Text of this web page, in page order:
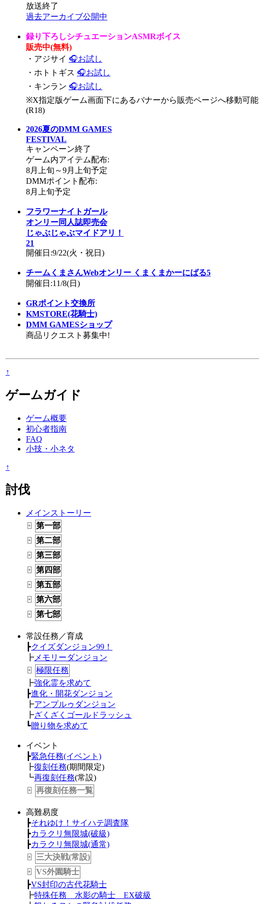
放送終了
過去アーカイブ公開中
録り下ろしシチュエーションASMRボイス
販売中(無料)
・アジサイ 🎧お試し
・ホトトギス 🎧お試し
・キンラン 🎧お試し
※X指定版ゲーム画面下にあるバナーから販売ページへ移動可能
(R18)
2026夏のDMM GAMES
FESTIVAL
キャンペーン終了
ゲーム内アイテム配布:
8月上旬～9月上旬予定
DMMポイント配布:
8月上旬予定
フラワーナイトガール
オンリー同人誌即売会
じゃぶじゃぶマイドアリ！
21
開催日:9/22(火・祝日)
チームくまさんWebオンリー くまくまかーにばる5
開催日:11/8(日)
GRポイント交換所
KMSTORE(花騎士)
DMM GAMESショップ
商品リクエスト募集中!
↑
ゲームガイド
ゲーム概要
初心者指南
FAQ
小技・小ネタ
↑
討伐
メインストーリー
+ 第一部
+ 第二部
+ 第三部
+ 第四部
+ 第五部
+ 第六部
+ 第七部
常設任務／育成
┣クイズダンジョン99！
┣ メモリーダンジョン
+
極限任務
┣強化霊を求めて
┣進化・開花ダンジョン
┣アンプルゥダンジョン
┣ざくざくゴールドラッシュ
┗贈り物を求めて
イベント
┣緊急任務(イベント)
┣復刻任務(期間限定)
┗再復刻任務(常設)
+ 再復刻任務一覧
高難易度
┣それゆけ！サイハテ調査隊
┣カラクリ無限城(破級)
┣カラクリ無限城(通常)
+ 三大決戦(常設)
+
VS外園騎士
┣VS封印の古代花騎士
┣特殊任務 水影の騎士 EX破級